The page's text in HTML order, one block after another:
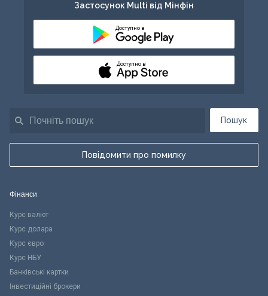
Пошук
Повідомити про помилку
Застосунок Multi від Мінфін
Доступно в
Доступно в
Фінанси
Курс валют
Курс долара
Курс євро
Курс НБУ
Банківські картки
Інвестиційні брокери